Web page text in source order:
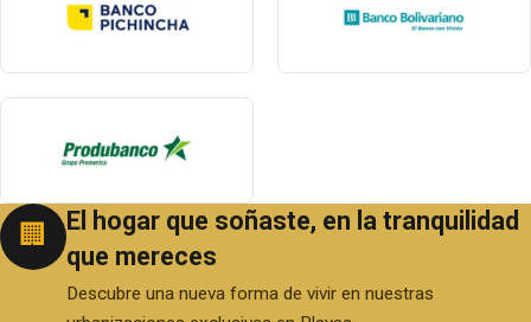
🏢
El hogar que soñaste, en la tranquilidad
que mereces
Descubre una nueva forma de vivir en nuestras